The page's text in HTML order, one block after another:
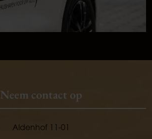
Neem contact op
Aldenhof 11-01